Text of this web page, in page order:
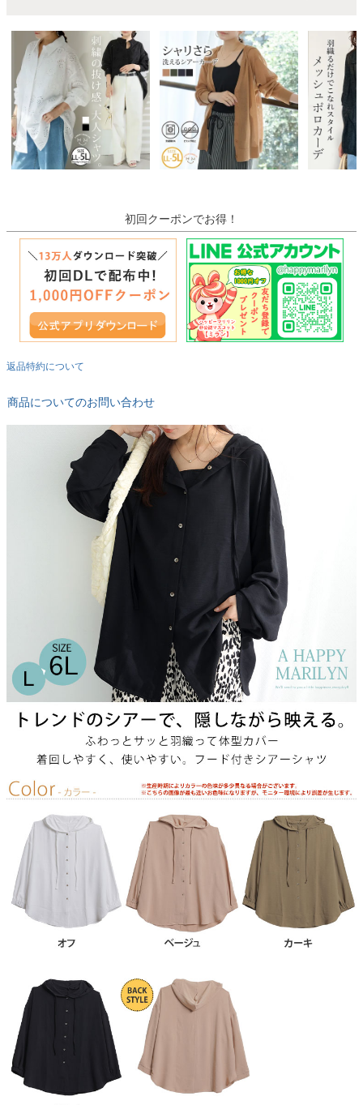
初回クーポンでお得！
返品特約について
商品についてのお問い合わせ